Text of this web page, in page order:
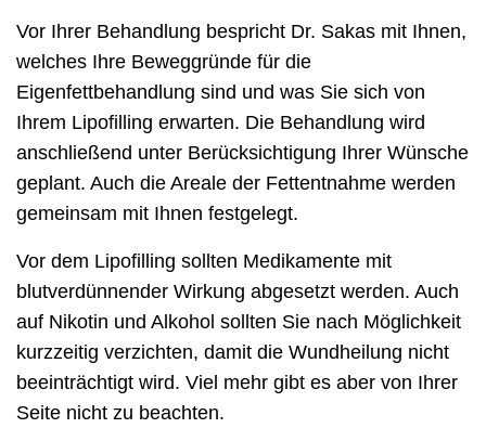
Vor Ihrer Behandlung bespricht Dr. Sakas mit Ihnen,
welches Ihre Beweggründe für die
Eigenfettbehandlung sind und was Sie sich von
Ihrem Lipofilling erwarten. Die Behandlung wird
anschließend unter Berücksichtigung Ihrer Wünsche
geplant. Auch die Areale der Fettentnahme werden
gemeinsam mit Ihnen festgelegt.
Vor dem Lipofilling sollten Medikamente mit
blutverdünnender Wirkung abgesetzt werden. Auch
auf Nikotin und Alkohol sollten Sie nach Möglichkeit
kurzzeitig verzichten, damit die Wundheilung nicht
beeinträchtigt wird. Viel mehr gibt es aber von Ihrer
Seite nicht zu beachten.